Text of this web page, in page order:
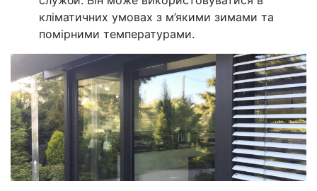
кліматичних умовах з м’якими зимами та
помірними температурами.